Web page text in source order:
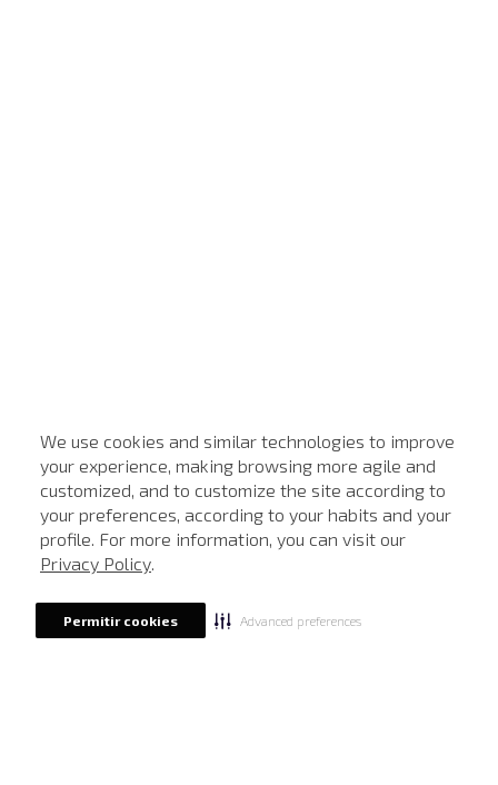
We use cookies and similar technologies to improve
your experience, making browsing more agile and
customized, and to customize the site according to
your preferences, according to your habits and your
profile. For more information, you can visit our
Privacy Policy.
Permitir cookies Advanced preferences